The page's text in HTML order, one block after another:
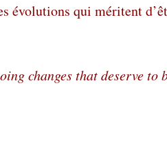
évolutions qui méritent
changes that deserve